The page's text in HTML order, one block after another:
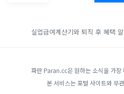
실업급여계산기와 퇴직 후 혜택
파란 Paran.cc은 원하는 소식을 가장
본 서비스는 포털 사이트와 무